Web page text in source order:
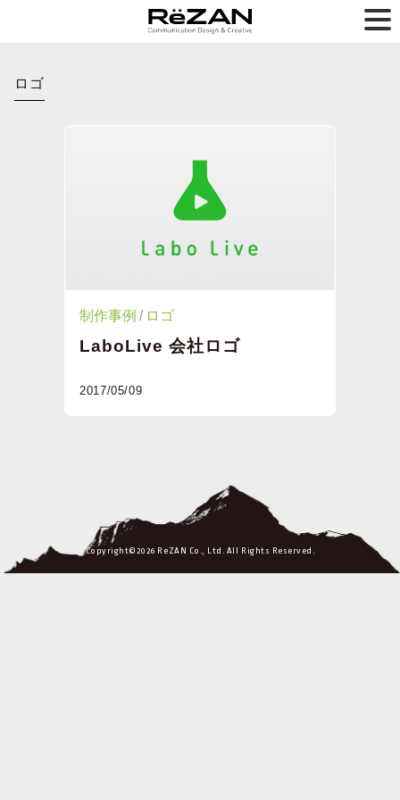
ロゴ
制作事例 ロゴ
LaboLive 会社ロゴ
2017/05/09
Copyright©2026 ReZAN Co., Ltd. All Rights Reserved.